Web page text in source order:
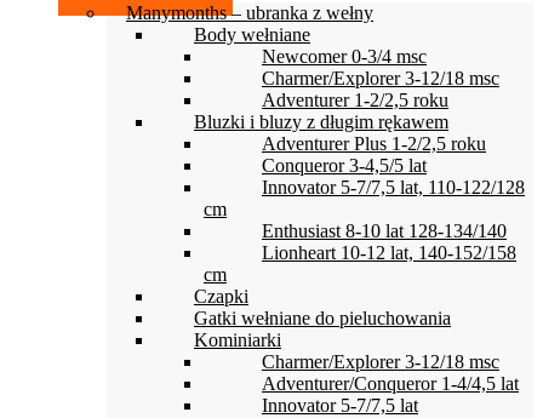
Manymonths – ubranka z wełny
Body wełniane
Newcomer 0-3/4 msc
Charmer/Explorer 3-12/18 msc
Adventurer 1-2/2,5 roku
Bluzki i bluzy z długim rękawem
Adventurer Plus 1-2/2,5 roku
Conqueror 3-4,5/5 lat
Innovator 5-7/7,5 lat, 110-122/128
cm
Enthusiast 8-10 lat 128-134/140
Lionheart 10-12 lat, 140-152/158
cm
Czapki
Gatki wełniane do pieluchowania
Kominiarki
Charmer/Explorer 3-12/18 msc
Adventurer/Conqueror 1-4/4,5 lat
Innovator 5-7/7,5 lat